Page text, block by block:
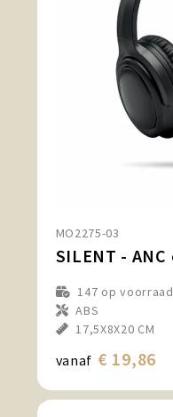
MO2275-03
147 op voorraad
ABS
17,5X8X20 CM
vanaf € 19,86